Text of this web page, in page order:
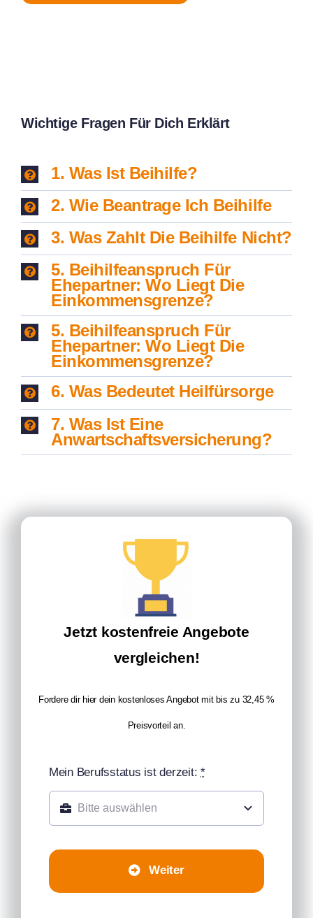
Wichtige Fragen Für Dich Erklärt
1. Was Ist Beihilfe?
2. Wie Beantrage Ich Beihilfe
3. Was Zahlt Die Beihilfe Nicht?
5. Beihilfeanspruch Für
Ehepartner: Wo Liegt Die
Einkommensgrenze?
5. Beihilfeanspruch Für
Ehepartner: Wo Liegt Die
Einkommensgrenze?
6. Was Bedeutet Heilfürsorge
7. Was Ist Eine
Anwartschaftsversicherung?
Jetzt kostenfreie Angebote
vergleichen!
Fordere dir hier dein kostenloses Angebot mit bis zu 32,45 %
Preisvorteil an.
Mein Berufsstatus ist derzeit:*
Weiter